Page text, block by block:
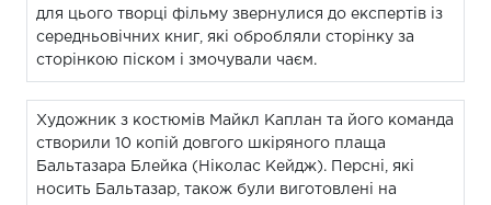
для цього творці фільму звернулися до експертів із
середньовічних книг, які обробляли сторінку за
сторінкою піском і змочували чаєм.
Художник з костюмів Майкл Каплан та його команда
створили 10 копій довгого шкіряного плаща
Бальтазара Блейка (Ніколас Кейдж). Персні, які
носить Бальтазар, також були виготовлені на